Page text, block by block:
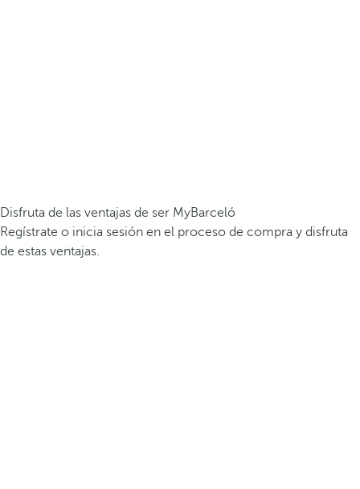
Disfruta de las ventajas de ser MyBarceló
Regístrate o inicia sesión en el proceso de compra y disfruta
de estas ventajas.